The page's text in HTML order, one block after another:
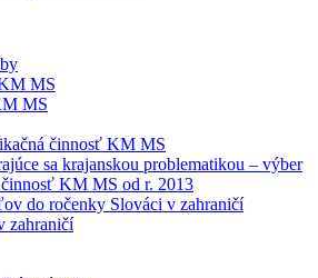
MS
MS
činnosť KM MS
sa krajanskou problematikou – výber
KM MS od r. 2013
do ročenky Slováci v zahraničí
zahraničí